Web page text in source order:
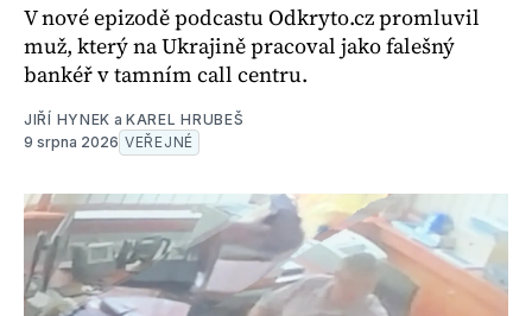
V nové epizodě podcastu Odkryto.cz promluvil
muž, který na Ukrajině pracoval jako falešný
bankéř v tamním call centru.
JIŘÍ HYNEK a KAREL HRUBEŠ
9 srpna 2026 VEŘEJNÉ